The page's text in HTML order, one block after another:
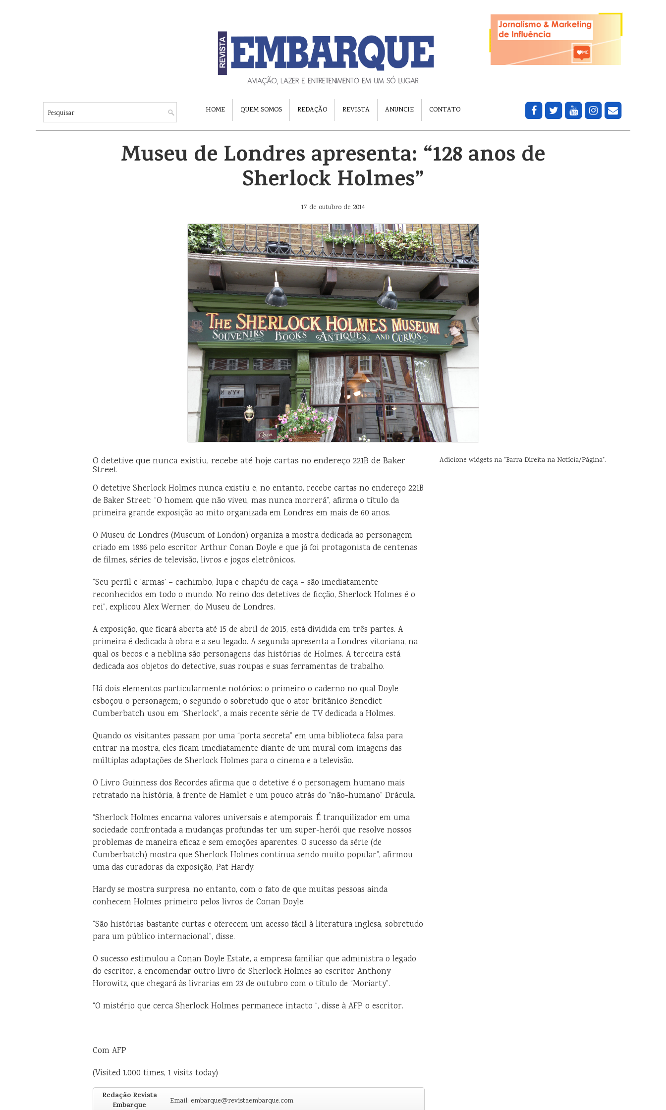
HOME QUEM SOMOS REDAÇÃO REVISTA ANUNCIE CONTATO
Museu de Londres apresenta: “128 anos de
Sherlock Holmes”
17 de outubro de 2014
O detetive que nunca existiu, recebe até hoje cartas no endereço 221B de Baker
Street
O detetive Sherlock Holmes nunca existiu e, no entanto, recebe cartas no endereço 221B
de Baker Street: “O homem que não viveu, mas nunca morrerá”, afirma o título da
primeira grande exposição ao mito organizada em Londres em mais de 60 anos.
O Museu de Londres (Museum of London) organiza a mostra dedicada ao personagem
criado em 1886 pelo escritor Arthur Conan Doyle e que já foi protagonista de centenas
de filmes, séries de televisão, livros e jogos eletrônicos.
“Seu perfil e ‘armas’ – cachimbo, lupa e chapéu de caça – são imediatamente
reconhecidos em todo o mundo. No reino dos detetives de ficção, Sherlock Holmes é o
rei”, explicou Alex Werner, do Museu de Londres.
A exposição, que ficará aberta até 15 de abril de 2015, está dividida em três partes. A
primeira é dedicada à obra e a seu legado. A segunda apresenta a Londres vitoriana, na
qual os becos e a neblina são personagens das histórias de Holmes. A terceira está
dedicada aos objetos do detective, suas roupas e suas ferramentas de trabalho.
Há dois elementos particularmente notórios: o primeiro o caderno no qual Doyle
esboçou o personagem; o segundo o sobretudo que o ator britânico Benedict
Cumberbatch usou em “Sherlock”, a mais recente série de TV dedicada a Holmes.
Quando os visitantes passam por uma “porta secreta” em uma biblioteca falsa para
entrar na mostra, eles ficam imediatamente diante de um mural com imagens das
múltiplas adaptações de Sherlock Holmes para o cinema e a televisão.
O Livro Guinness dos Recordes afirma que o detetive é o personagem humano mais
retratado na história, à frente de Hamlet e um pouco atrás do “não-humano” Drácula.
“Sherlock Holmes encarna valores universais e atemporais. É tranquilizador em uma
sociedade confrontada a mudanças profundas ter um super-herói que resolve nossos
problemas de maneira eficaz e sem emoções aparentes. O sucesso da série (de
Cumberbatch) mostra que Sherlock Holmes continua sendo muito popular”, afirmou
uma das curadoras da exposição, Pat Hardy.
Hardy se mostra surpresa, no entanto, com o fato de que muitas pessoas ainda
conhecem Holmes primeiro pelos livros de Conan Doyle.
“São histórias bastante curtas e oferecem um acesso fácil à literatura inglesa, sobretudo
para um público internacional”, disse.
O sucesso estimulou a Conan Doyle Estate, a empresa familiar que administra o legado
do escritor, a encomendar outro livro de Sherlock Holmes ao escritor Anthony
Horowitz, que chegará às livrarias em 23 de outubro com o título de “Moriarty”.
“O mistério que cerca Sherlock Holmes permanece intacto “, disse à AFP o escritor.
Com AFP
(Visited 1.000 times, 1 visits today)
Redação Revista
Embarque
Email: embarque@revistaembarque.com
Adicione widgets na "Barra Direita na Notícia/Página".